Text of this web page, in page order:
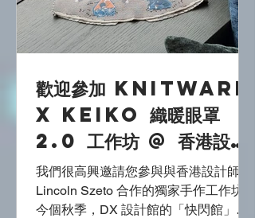
Lai Wong） 阮文韜（Manfred Yuen）
郭志雄（Stanley Kwok） 何肇庭
（Etain Ho） 關鎮陞（Magic Kwan）
意 多位設計師在會上分享了具體的實戰
案例，從不同維度回應「科技與人文」
的結合： • 科技融入生活：郭志雄
（Stanley Kwok）展示了其創立的智能
紡織品牌 KnitWarm。該品牌已獲逾80
項國
歡迎參加 KnitWarm
X Keiko 織暖眼罩
2.0 工作坊 @ 香港設計
中心
我們很高興邀請您參與與香港設計師
Lincoln Szeto 合作的獨家手作工作坊！
今個秋季，DX 設計館的「快閃館」化